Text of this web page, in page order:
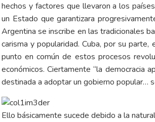
hechos y factores que llevaron a los
un Estado que garantizara
Argentina se inscribe en las tradicionales
carisma y popularidad. Cuba, por su
punto en común de estos procesos
económicos. Ciertamente “la democracia
destinada a adoptar un gobierno popular…
Ello básicamente sucede debido a la